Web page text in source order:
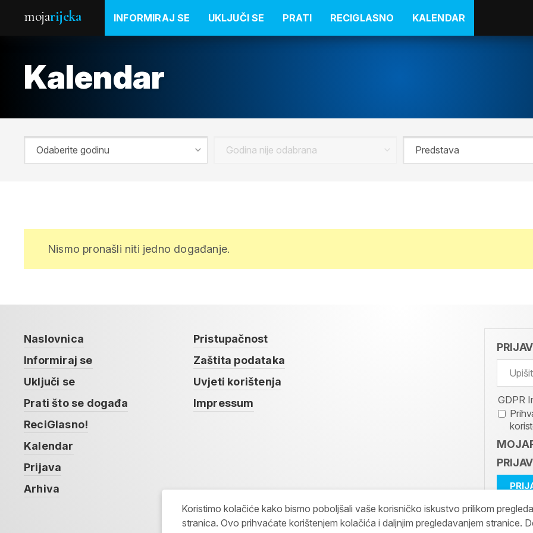
mojarijeka INFORMIRAJ SE UKLJUČI SE PRATI RECIGLASNO KALENDAR
Kalendar
Nismo pronašli niti jedno događanje.
Naslovnica
Informiraj se
Uključi se
Prati što se događa
ReciGlasno!
Kalendar
Prijava
Arhiva
Pristupačnost
Zaštita podataka
Uvjeti korištenja
Impressum
GDPR
Koristimo kolačiće kako bismo poboljšali vaše korisničko iskustvo prilikom
stranica. Ovo prihvaćate korištenjem kolačića i daljnjim pregledavanjem stranice.